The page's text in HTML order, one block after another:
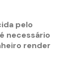
pelo
necessário
render